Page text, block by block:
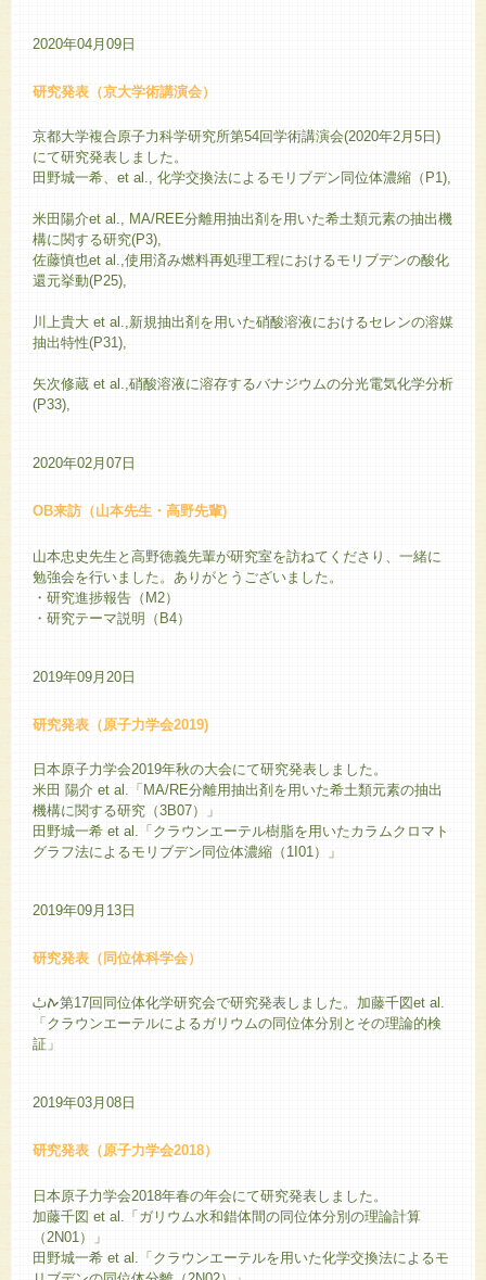
2020年04月09日
研究発表（京大学術講演会）
京都大学複合原子力科学研究所第54回学術講演会(2020年2月5日)
にて研究発表しました。
田野城一希、et al., 化学交換法によるモリブデン同位体濃縮（P1),
米田陽介et al., MA/REE分離用抽出剤を用いた希土類元素の抽出機
構に関する研究(P3),
佐藤慎也et al.,使用済み燃料再処理工程におけるモリブデンの酸化
還元挙動(P25),
川上貴大 et al.,新規抽出剤を用いた硝酸溶液におけるセレンの溶媒
抽出特性(P31),
矢次修蔵 et al.,硝酸溶液に溶存するバナジウムの分光電気化学分析
(P33),
2020年02月07日
OB来訪（山本先生・高野先輩)
山本忠史先生と高野徳義先輩が研究室を訪ねてくださり、一緒に
勉強会を行いました。ありがとうございました。
・研究進捗報告（M2）
・研究テーマ説明（B4）
2019年09月20日
研究発表（原子力学会2019)
日本原子力学会2019年秋の大会にて研究発表しました。
米田 陽介 et al.「MA/RE分離用抽出剤を用いた希土類元素の抽出
機構に関する研究（3B07）」
田野城一希 et al.「クラウンエーテル樹脂を用いたカラムクロマト
グラフ法によるモリブデン同位体濃縮（1I01）」
2019年09月13日
研究発表（同位体科学会）
ࠕࢡ第17回同位体化学研究会で研究発表しました。加藤千図et al.
「クラウンエーテルによるガリウムの同位体分別とその理論的検
証」
2019年03月08日
研究発表（原子力学会2018）
日本原子力学会2018年春の年会にて研究発表しました。
加藤千図 et al.「ガリウム水和錯体間の同位体分別の理論計算
（2N01）」
田野城一希 et al.「クラウンエーテルを用いた化学交換法によるモ